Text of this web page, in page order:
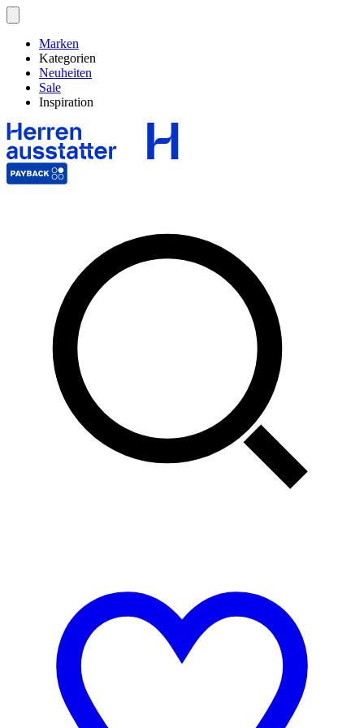
Marken
Kategorien
Neuheiten
Sale
Inspiration